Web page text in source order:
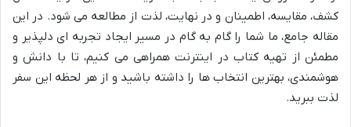
کشف، مقایسه، اطمینان و در نهایت، لذت از مطالعه می شود. در این
مقاله جامع، ما شما را گام به گام در مسیر ایجاد تجربه ای دلپذیر و
مطمئن از تهیه کتاب در اینترنت همراهی می کنیم، تا با دانش و
هوشمندی، بهترین انتخاب ها را داشته باشید و از هر لحظه این سفر
لذت ببرید.